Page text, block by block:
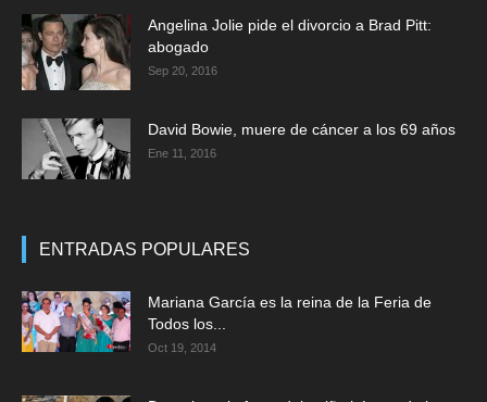
Angelina Jolie pide el divorcio a Brad Pitt:
abogado
Sep 20, 2016
David Bowie, muere de cáncer a los 69 años
Ene 11, 2016
ENTRADAS POPULARES
Mariana García es la reina de la Feria de
Todos los...
Oct 19, 2014